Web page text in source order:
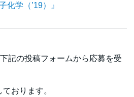
化学（’19）』
記の投稿フォームから応募を受
おります。